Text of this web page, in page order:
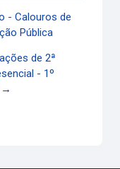
- Calouros de
Pública
de 2ª
- 1º
→